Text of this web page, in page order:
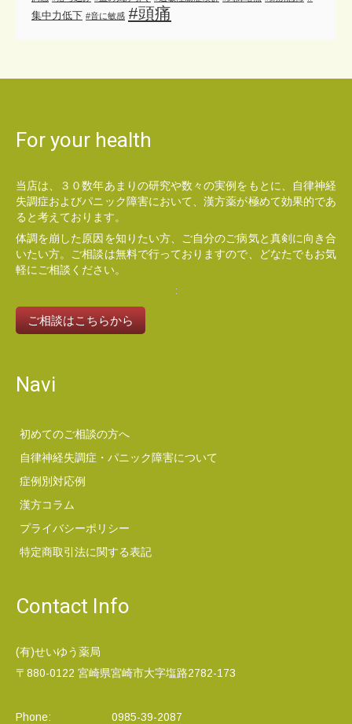
集中力低下 #音に敏感 #頭痛
For your health
当店は、３０数年あまりの研究や数々の実例をもとに、自律神経
失調症およびパニック障害において、漢方薬が極めて効果的であ
ると考えております。
体調を崩した原因を知りたい方、ご自分のご病気と真剣に向き合
いたい方。ご相談は無料で行っておりますので、どなたでもお気
軽にご相談ください。
ご相談はこちらから
Navi
初めてのご相談の方へ
自律神経失調症・パニック障害について
症例別対応例
漢方コラム
プライバシーポリシー
特定商取引法に関する表記
Contact Info
(有)せいゆう薬局
〒880-0122 宮崎県宮崎市大字塩路2782-173
Phone: 0985-39-2087